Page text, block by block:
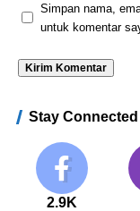
Simpan nama,
untuk komentar
Stay Connected
2.9K